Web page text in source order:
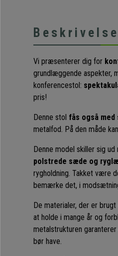
Beskrivelse
Vi præsenterer dig for
grundlæggende aspekter,
konferencestol:
pris!
Denne stol fås også
metalfod. På den måde
Denne model skiller sig ud
polstrede sæde og
rygholdning. Takket være
bemærke det, i
De materialer, der er
at holde i mange år og
metalstrukturen garanterer
bør have.